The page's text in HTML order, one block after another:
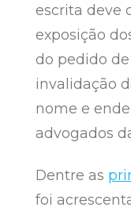
escrita deve
exposição
do pedido
invalidação
nome e
advogados
Dentre as
foi